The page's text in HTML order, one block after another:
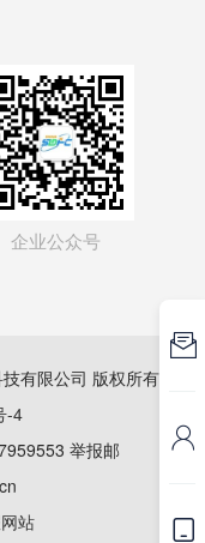
企业公众号
有限公司 版权所有
-4
举报邮
站


